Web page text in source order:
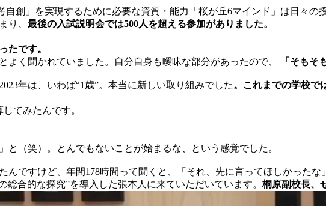
自創」を実現するために必要な資質・能力「桜が丘6マインド」は日々の
り、 最後の入試説明会では500人を超える参加がありました。
たです。
よく聞かれていました。自分自身も曖昧な部分があったので、
「そもそ
年は、いわば“1歳”。本当に新しい取り組みでした。これまでの学校で
てみたんです。
と（笑）。とんでもないことが始まるな、という感覚でした。
んですけど、年間178時間って聞くと、「それ、先に言ってほしかった
総合的な探究”を導入した張本人に来ていただいています。 桐原副校長、